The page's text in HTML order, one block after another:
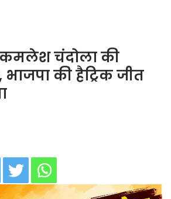
चंदोला की
भाजपा की हैट्रिक जीत